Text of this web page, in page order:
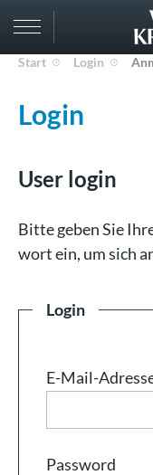
Start Login
Login
User login
Bit­te ge­ben Sie
wort ein, um sich
Login
E-Mail-
Password